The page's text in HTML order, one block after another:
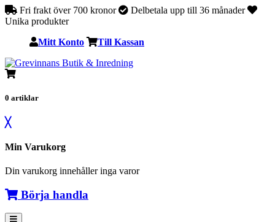
Fri frakt över 700 kronor
Delbetala upp till 36 månader
Unika produkter
Mitt Konto Till Kassan
0 artiklar
╳
Min Varukorg
Din varukorg innehåller inga varor
Börja handla